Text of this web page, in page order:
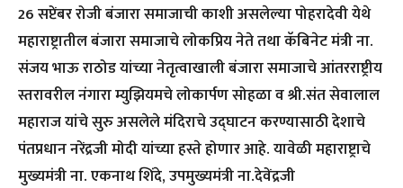
26 सप्टेंबर रोजी बंजारा समाजाची काशी असलेल्या पोहरादेवी येथे
महाराष्ट्रातील बंजारा समाजाचे लोकप्रिय नेते तथा कॅबिनेट मंत्री ना.
संजय भाऊ राठोड यांच्या नेतृत्वाखाली बंजारा समाजाचे आंतरराष्ट्रीय
स्तरावरील नंगारा म्युझियमचे लोकार्पण सोहळा व श्री.संत सेवालाल
महाराज यांचे सुरु असलेले मंदिराचे उद्घाटन करण्यासाठी देशाचे
पंतप्रधान नरेंद्रजी मोदी यांच्या हस्ते होणार आहे. यावेळी महाराष्ट्राचे
मुख्यमंत्री ना. एकनाथ शिंदे, उपमुख्यमंत्री ना.देवेंद्रजी